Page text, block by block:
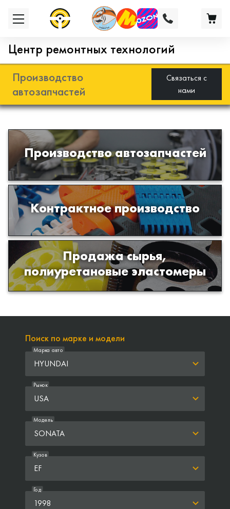
Центр ремонтных технологий
Производство
автозапчастей
Связаться с
нами
Производство автозапчастей
Разработка и производство деталей
из эластомеров для подвески
автомобиля
Контрактное производство
Производство изделий из пластиков
и полимеров по образцам либо
чертежам заказчика
Продажа сырья,
полиуретановые эластомеры
Продажа сырья для производства
изделий из полиуретана
Поиск по марке и модели
HYUNDAI
Марка авто
USA
Рынок
SONATA
Модель
EF
Кузов
1998
Год